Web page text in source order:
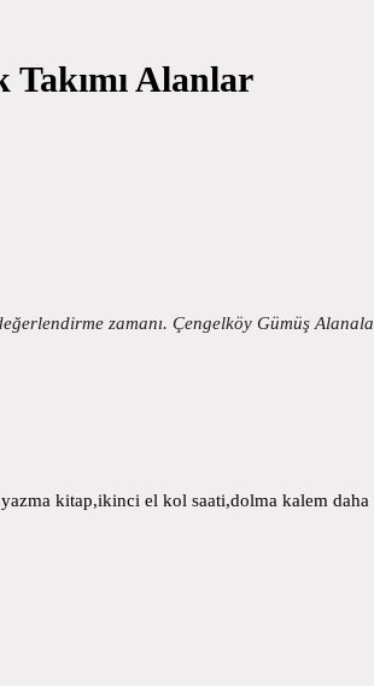
Alanlar
zamanı. Çengelköy Gümüş
kitap,ikinci el kol saati,dolma kalem